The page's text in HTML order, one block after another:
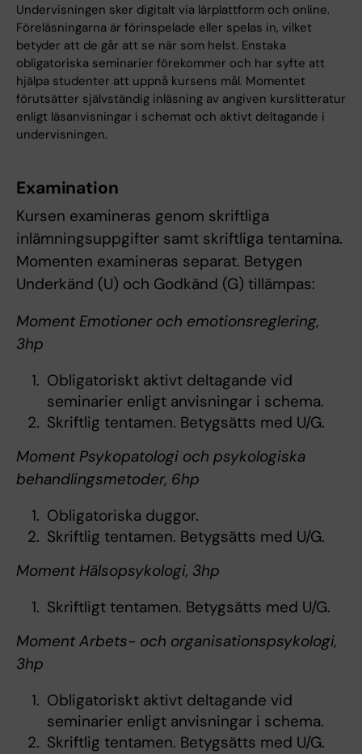
Undervisningen sker digitalt via lärplattform och online.
Föreläsningarna är förinspelade eller spelas in, vilket
betyder att de går att se när som helst. Enstaka
obligatoriska seminarier förekommer och har syfte att
hjälpa studenter att uppnå kursens mål. Momentet
förutsätter självständig inläsning av angiven kurslitteratur
enligt läsanvisningar i schemat och aktivt deltagande i
undervisningen.
Examination
Kursen examineras genom skriftliga
inlämningsuppgifter samt skriftliga tentamina.
Momenten examineras separat. Betygen
Underkänd (U) och Godkänd (G) tillämpas:
Moment Emotioner och emotionsreglering,
3hp
Obligatoriskt aktivt deltagande vid
seminarier enligt anvisningar i schema.
Skriftlig tentamen. Betygsätts med U/G.
Moment Psykopatologi och psykologiska
behandlingsmetoder, 6hp
Obligatoriska duggor.
Skriftlig tentamen. Betygsätts med U/G.
Moment Hälsopsykologi, 3hp
Skriftligt tentamen. Betygsätts med U/G.
Moment Arbets- och organisationspsykologi,
3hp
Obligatoriskt aktivt deltagande vid
seminarier enligt anvisningar i schema.
Skriftlig tentamen. Betygsätts med U/G.